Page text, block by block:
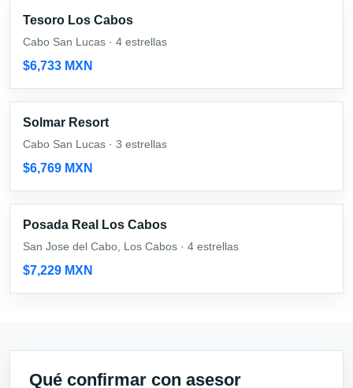
Tesoro Los Cabos
Cabo San Lucas · 4 estrellas
$6,733 MXN
Solmar Resort
Cabo San Lucas · 3 estrellas
$6,769 MXN
Posada Real Los Cabos
San Jose del Cabo, Los Cabos · 4 estrellas
$7,229 MXN
Qué confirmar con asesor